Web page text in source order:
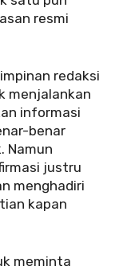
resmi
redaksi
menjalankan
informasi
benar
Namun
justru
menghadiri
kapan
meminta